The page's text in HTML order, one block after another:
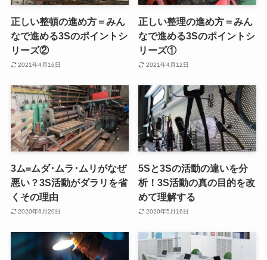
正しい整頓の進め方＝みん
なで進める3Sのポイントシ
リーズ②
2021年4月16日
正しい整理の進め方＝みん
なで進める3Sのポイントシ
リーズ①
2021年4月12日
3ム=ムダ･ムラ･ムリがなぜ
悪い？3S活動がダラリを省
くその理由
2020年6月20日
5Sと3Sの活動の違いを分
析！3S活動の真の目的を改
めて理解する
2020年5月16日